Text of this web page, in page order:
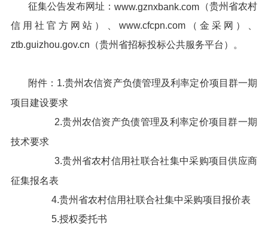
征集公告发布网址：www.gznxbank.com （贵州省农村
信用社官方网站）、www.cfcpn.com（金采网）、
ztb.guizhou.gov.cn（贵州省招标投标公共服务平台）。
附件：1.贵州农信资产负债管理及利率定价项目群一期
项目建设要求
2.贵州农信资产负债管理及利率定价项目群一期
技术要求
3.贵州省农村信用社联合社集中采购项目供应商
征集报名表
4.贵州省农村信用社联合社集中采购项目报价表
5.授权委托书